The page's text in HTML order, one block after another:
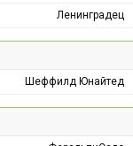
Ленинградец
Шеффилд Юнайтед